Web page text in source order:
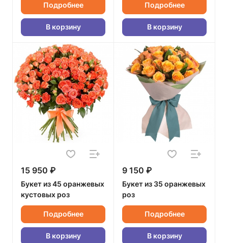
Подробнее
В корзину
Подробнее
В корзину
15 950 ₽
Букет из 45 оранжевых
кустовых роз
Подробнее
В корзину
9 150 ₽
Букет из 35 оранжевых
роз
Подробнее
В корзину